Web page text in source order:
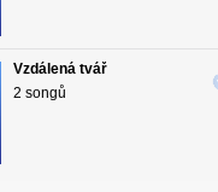
Vzdálená tvář
2 songů